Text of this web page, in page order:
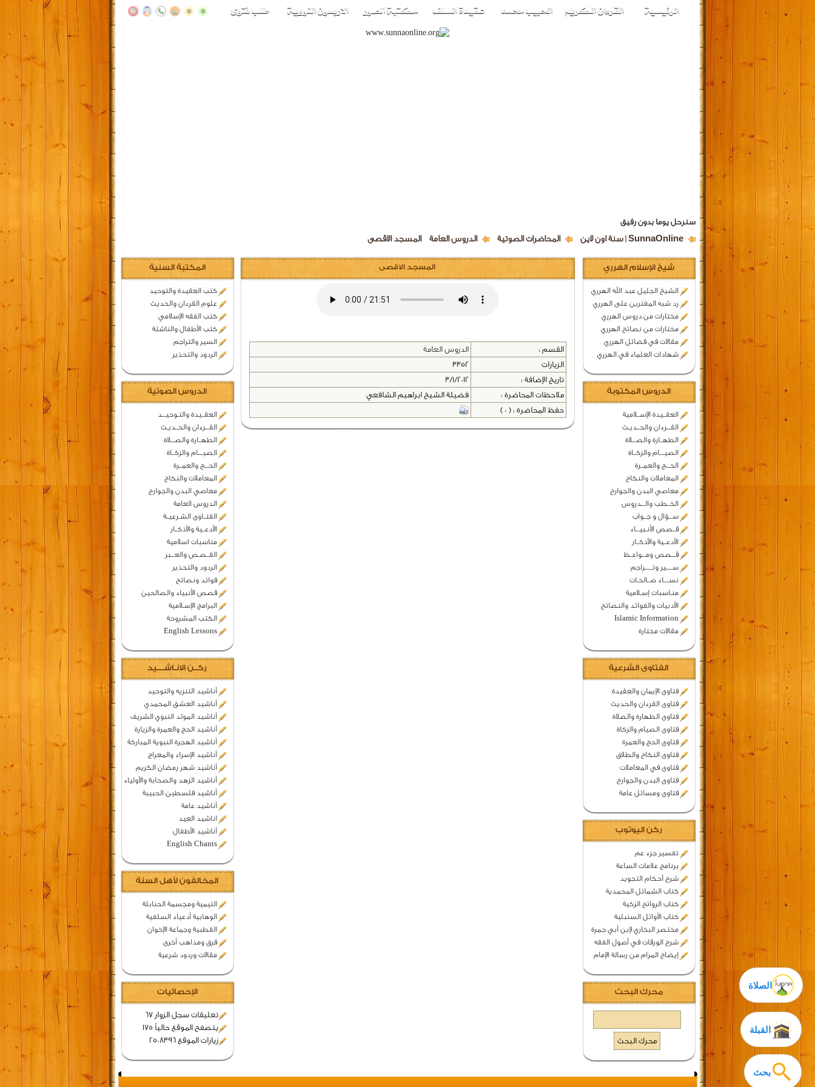
سنرحل يوما بدون رفيق
SunnaOnline | سنة اون لاين المحاضرات الصوتية الدروس العامة المسجد الاقصى
بحث
الصلاة
شيخ الإسلام الهرري
الشيخ الجليل عبد الله الهرري
رد شبه المفترين على الهرري
مختارات من دروس الهرري
مختارات من نصائح الهرري
مقالات في فضائل الهرري
شهادات العلماء في الهرري
الدروس المكتوبة
العقــيدة الإســلامية
القـــرءان والحــديـث
الطهــارة والصـــلاة
الصيــــام والزكــاة
الحـــج والعمــرة
المعاملات والنكاح
معاصي البدن والجوارح
الخــطب والـــدروس
ســـؤال و جــواب
قــصص الأنـبيـــاء
الأدعــية والأذكــار
قـــصص ومـــواعــظ
ســـــير وتــــــراجم
نســــاء صــالحـات
منـاسبات إسـلامية
الأدبيات والفوائد والنصائح
Islamic Information
مقالات مختارة
الفتاوى الشرعية
فتاوى الإيمان والعقيدة
فتاوى القرءان والحديث
فتاوى الطهارة والصلاة
فتاوى الصيام والزكاة
فتاوى الحج والعمرة
فتاوى النكاح والطلاق
فتاوى في المعاملات
فتاوى البدن والجوارح
فتاوى ومسائل عامة
ركن اليوتوب
تفسير جزء عم
برنامج علامات الساعة
شرح أحكام التجويد
كتاب الشمائل المحمدية
كتاب الروائح الزكية
كتاب الأوائل السنبلية
مختصر البخاري لإبن أبي جمرة
شرح الورقات في أصول الفقه
إيضاح المرام من رسالة الإمام
محرك البحث
القبلة
المكتبة السنية
كتب العقيدة والتوحيد
علوم القرءان والحديث
كتب الفقه الإسلامي
كتب الأطفال والناشئة
السير والتراجم
الردود والتحذير
الدروس الصوتية
العقــيدة والتـوحيـــد
القـــرءان والحــديـث
الطهــارة والصـــلاة
الصيــــام والزكــاة
الحـــج والعمــرة
المعاملات والنكاح
معاصي البدن والجوارح
الدروس العامة
الفتــاوى الشـرعيــة
الأدعــية والأذكــار
مناسبات اسلامية
القــصـص والعـــبر
الردود والتحذير
فوائد ونصائح
قصص الأنبياء والصالحين
البرامج الإسـلامية
الكتب المشروحة
English Lessons
ركــن الانـاشــــيد
أناشيد التنزيه والتوحيد
أناشيد العشق المحمدي
أناشيد المولد النبوي الشريف
أناشيد الحج والعمرة والزيارة
أناشيد الهجرة النبوية المباركة
أناشيد الإسراء والمعراج
أناشيد شهر رمضان الكريم
أناشيد الزهد والصحابة والأولياء
أناشيد فلسطين الحبيبة
أناشيد عامة
اناشيد العيد
أناشيد الأطفال
English Chants
المخالفون لأهل السنة
التيمية ومجسمة الحنابلة
الوهابية أدعياء السلفية
القطبية وجماعة الإخوان
فرق ومذاهب أخرى
مقالات وردود شرعية
الإحصائيات
تعليقات سجل الزوار 67
يتصفح الموقع حالياً 175
زيارات الموقع 2508396
المسجد الاقصى
القسم :
الدروس العامة
الزيارات
3352
تاريخ الإضافة :
3/1/2012
ملاحظات المحاضرة :
فضيلة الشيخ ابراهيم الشافعي
حفظ المحاضرة : ( 0 )